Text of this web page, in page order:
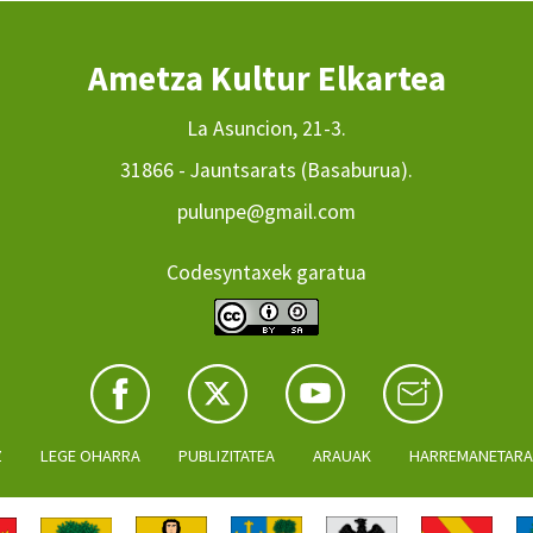
Ametza Kultur Elkartea
La Asuncion, 21-3.
31866 - Jauntsarats (Basaburua).
pulunpe@gmail.com
Codesyntaxek garatua
LEGE OHARRA PUBLIZITATEA ARAUAK